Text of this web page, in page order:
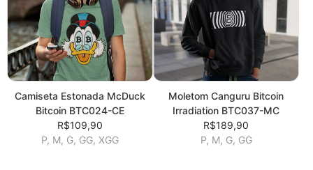
Camiseta Estonada McDuck
Bitcoin BTC024-CE
R$109,90
P, M, G, GG, XGG
Moletom Canguru Bitcoin
Irradiation BTC037-MC
R$189,90
P, M, G, GG